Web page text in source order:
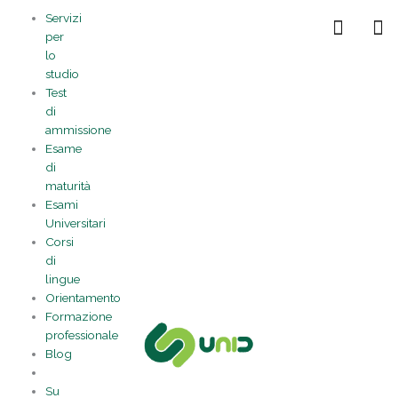
contenuto
Servizi
per
lo
studio
Test
di
ammissione
Esame
di
maturità
Esami
Universitari
Corsi
di
lingue
Orientamento
Formazione
professionale
Blog
Su